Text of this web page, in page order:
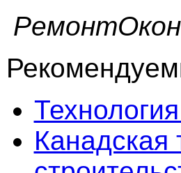
РемонтОкон
Канадская